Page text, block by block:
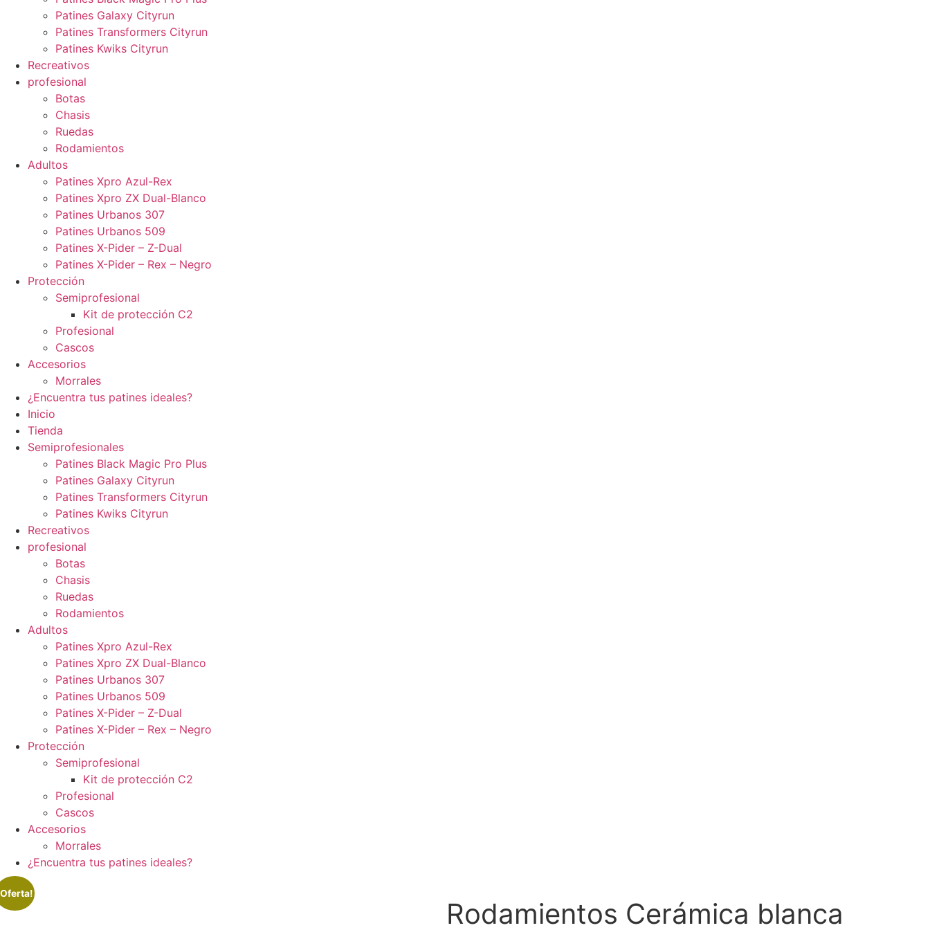
Patines Galaxy Cityrun
Patines Transformers Cityrun
Patines Kwiks Cityrun
Recreativos
profesional
Botas
Chasis
Ruedas
Rodamientos
Adultos
Patines Xpro Azul-Rex
Patines Xpro ZX Dual-Blanco
Patines Urbanos 307
Patines Urbanos 509
Patines X-Pider – Z-Dual
Patines X-Pider – Rex – Negro
Protección
Semiprofesional
Kit de protección C2
Profesional
Cascos
Accesorios
Morrales
¿Encuentra tus patines ideales?
Inicio
Tienda
Semiprofesionales
Patines Black Magic Pro Plus
Patines Galaxy Cityrun
Patines Transformers Cityrun
Patines Kwiks Cityrun
Recreativos
profesional
Botas
Chasis
Ruedas
Rodamientos
Adultos
Patines Xpro Azul-Rex
Patines Xpro ZX Dual-Blanco
Patines Urbanos 307
Patines Urbanos 509
Patines X-Pider – Z-Dual
Patines X-Pider – Rex – Negro
Protección
Semiprofesional
Kit de protección C2
Profesional
Cascos
Accesorios
Morrales
¿Encuentra tus patines ideales?
Rodamientos Cerámica blanca